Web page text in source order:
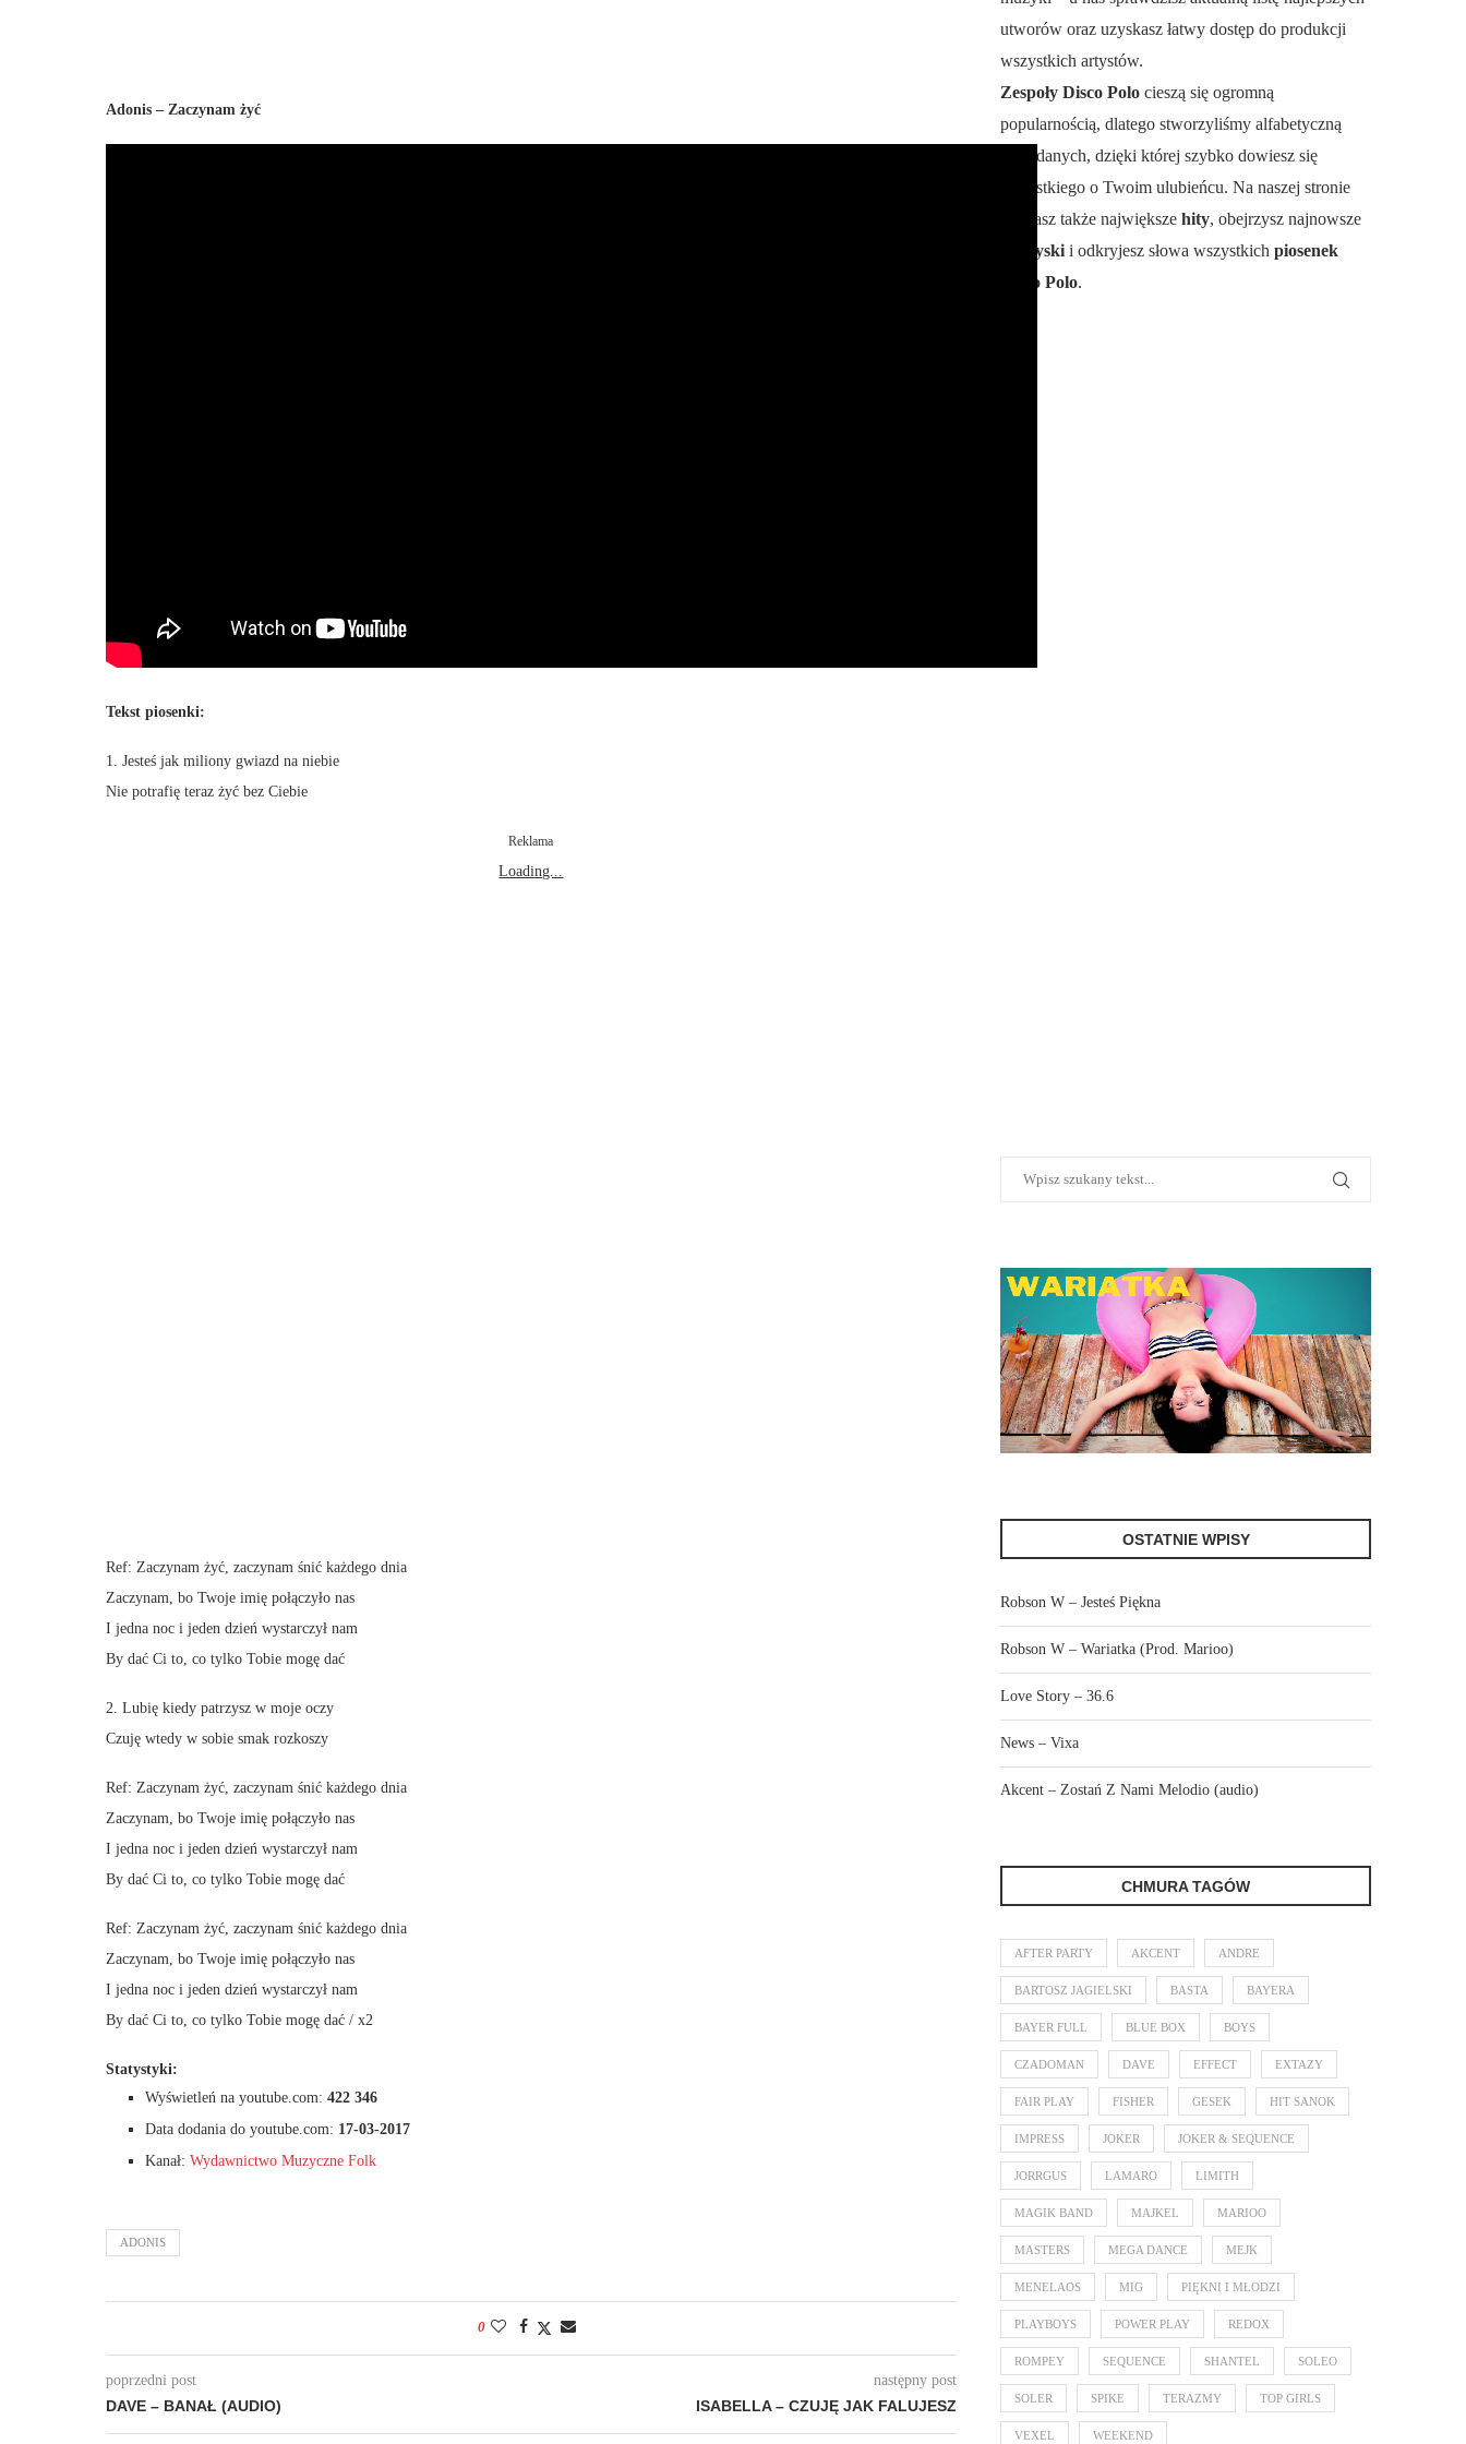
Adonis – Zaczynam żyć
Tekst piosenki:
1. Jesteś jak miliony gwiazd na niebie
Nie potrafię teraz żyć bez Ciebie
Reklama
Loading...
Ref: Zaczynam żyć, zaczynam śnić każdego dnia
Zaczynam, bo Twoje imię połączyło nas
I jedna noc i jeden dzień wystarczył nam
By dać Ci to, co tylko Tobie mogę dać
2. Lubię kiedy patrzysz w moje oczy
Czuję wtedy w sobie smak rozkoszy
Ref: Zaczynam żyć, zaczynam śnić każdego dnia
Zaczynam, bo Twoje imię połączyło nas
I jedna noc i jeden dzień wystarczył nam
By dać Ci to, co tylko Tobie mogę dać
Ref: Zaczynam żyć, zaczynam śnić każdego dnia
Zaczynam, bo Twoje imię połączyło nas
I jedna noc i jeden dzień wystarczył nam
By dać Ci to, co tylko Tobie mogę dać / x2
Statystyki:
Wyświetleń na youtube.com: 422 346
Data dodania do youtube.com: 17-03-2017
Kanał: Wydawnictwo Muzyczne Folk
ADONIS
0
poprzedni post
DAVE – BANAŁ (AUDIO)
następny post
ISABELLA – CZUJĘ JAK FALUJESZ
utworów oraz uzyskasz łatwy dostęp do produkcji
wszystkich artystów.
Zespoły Disco Polo cieszą się ogromną
popularnością, dlatego stworzyliśmy alfabetyczną
bazę danych, dzięki której szybko dowiesz się
wszystkiego o Twoim ulubieńcu. Na naszej stronie
poznasz także największe hity, obejrzysz najnowsze
teledyski i odkryjesz słowa wszystkich piosenek
Disco Polo.
OSTATNIE WPISY
Robson W – Jesteś Piękna
Robson W – Wariatka (Prod. Marioo)
Love Story – 36.6
News – Vixa
Akcent – Zostań Z Nami Melodio (audio)
CHMURA TAGÓW
AFTER PARTY AKCENT ANDRE
BARTOSZ JAGIELSKI BASTA BAYERA
BAYER FULL BLUE BOX BOYS
CZADOMAN DAVE EFFECT EXTAZY
FAIR PLAY FISHER GESEK HIT SANOK
IMPRESS JOKER JOKER & SEQUENCE
JORRGUS LAMARO LIMITH
MAGIK BAND MAJKEL MARIOO
MASTERS MEGA DANCE MEJK
MENELAOS MIG PIĘKNI I MŁODZI
PLAYBOYS POWER PLAY REDOX
ROMPEY SEQUENCE SHANTEL SOLEO
SOLER SPIKE TERAZMY TOP GIRLS
VEXEL WEEKEND